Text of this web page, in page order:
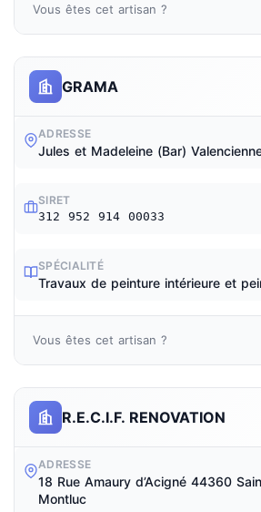
Vous êtes cet artisan ?
GRAMA
ADRESSE
Jules et Madeleine (Bar)
SIRET
312 952 914 00033
SPÉCIALITÉ
Travaux de peinture intérieure et
Vous êtes cet artisan ?
R.E.C.I.F. RENOVATION
ADRESSE
18 Rue Amaury d’Acigné 44360
Montluc